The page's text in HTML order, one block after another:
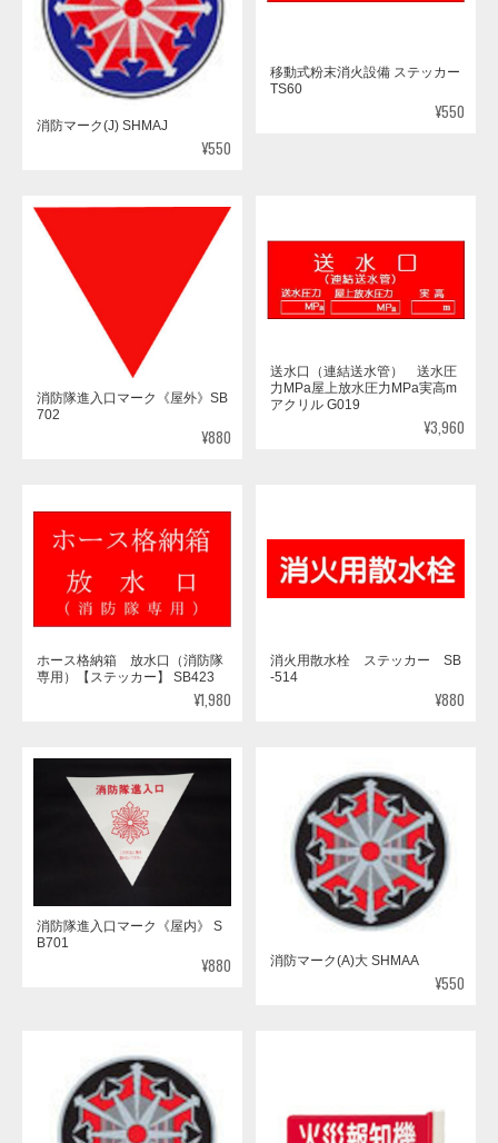
消防マーク(J) SHMAJ
¥550
移動式粉末消火設備 ステッカー
TS60
¥550
消防隊進入口マーク《屋外》SB
702
¥880
送水口（連結送水管） 送水圧
力MPa屋上放水圧力MPa実高m
アクリル G019
¥3,960
ホース格納箱 放水口（消防隊
専用）【ステッカー】 SB423
¥1,980
消火用散水栓 ステッカー SB
-514
¥880
消防隊進入口マーク《屋内》 S
B701
¥880 消防マーク(A)大 SHMAA
¥550